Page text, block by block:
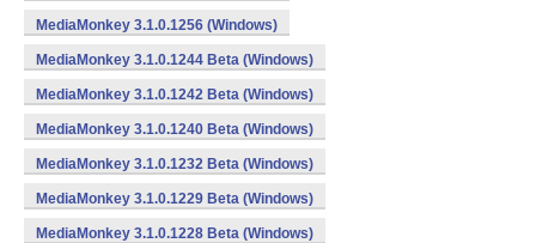
MediaMonkey 3.1.0.1256 (Windows)
MediaMonkey 3.1.0.1244 Beta (Windows)
MediaMonkey 3.1.0.1242 Beta (Windows)
MediaMonkey 3.1.0.1240 Beta (Windows)
MediaMonkey 3.1.0.1232 Beta (Windows)
MediaMonkey 3.1.0.1229 Beta (Windows)
MediaMonkey 3.1.0.1228 Beta (Windows)